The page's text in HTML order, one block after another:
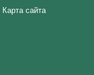
Карта сайта